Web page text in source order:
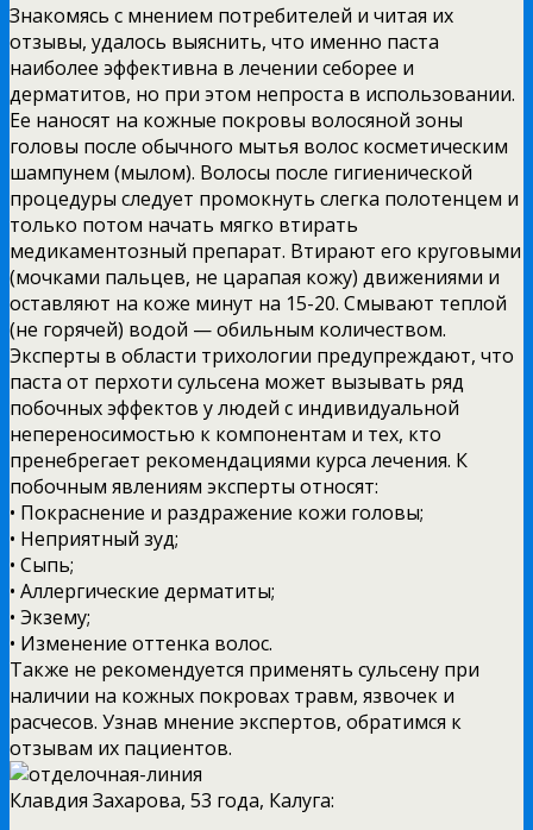
Знакомясь с мнением потребителей и читая их
отзывы, удалось выяснить, что именно паста
наиболее эффективна в лечении себорее и
дерматитов, но при этом непроста в использовании.
Ее наносят на кожные покровы волосяной зоны
головы после обычного мытья волос косметическим
шампунем (мылом). Волосы после гигиенической
процедуры следует промокнуть слегка полотенцем и
только потом начать мягко втирать
медикаментозный препарат. Втирают его круговыми
(мочками пальцев, не царапая кожу) движениями и
оставляют на коже минут на 15-20. Смывают теплой
(не горячей) водой — обильным количеством.
Эксперты в области трихологии предупреждают, что
паста от перхоти сульсена может вызывать ряд
побочных эффектов у людей с индивидуальной
непереносимостью к компонентам и тех, кто
пренебрегает рекомендациями курса лечения. К
побочным явлениям эксперты относят:
• Покраснение и раздражение кожи головы;
• Неприятный зуд;
• Сыпь;
• Аллергические дерматиты;
• Экзему;
• Изменение оттенка волос.
Также не рекомендуется применять сульсену при
наличии на кожных покровах травм, язвочек и
расчесов. Узнав мнение экспертов, обратимся к
отзывам их пациентов.
Клавдия Захарова, 53 года, Калуга: